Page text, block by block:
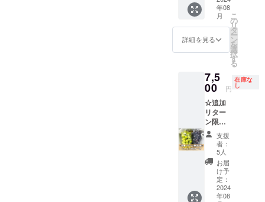
配送に
つきま
して、
尽くし
ます。
場合
は、2~3
日目安
をお勧
農産物
の為、1
りの重
量は目
安とな
りま
す。 ※
配送中
に実が
取れて
しまう
場合が
り500g
前後
【配送
方法】
(常温便)
の為、1
房あた
りの重
量は目
安とな
りま
す。 ※
配送中
に実が
取れて
しまう
場合が
ござい
ます。
込) 勝沼
産シャ
インマ
スカッ
トとピ
オーネ
つお届
けいた
しま
す。
【重
量】(目
安）1房
あたり
700~80
0g前後
【配送
方法】
通常便
(常温便)
年08
月
詳細を見る
こ
の
リ
タ
ー
ン
を
選
択
す
る
7,5
00 円
在庫な
し
☆追加
リター
ン限定5
箱︎☆勝
沼産
シャイ
ンマス
カット
とピ
オーネ
を1房ず
支援
者：
5人
お届
け予
定：
2024
年08